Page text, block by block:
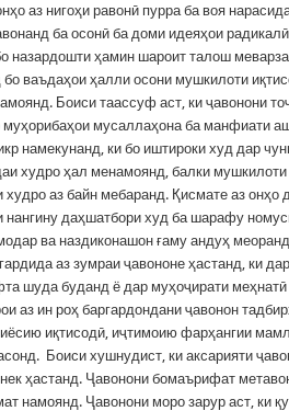
аз нигоҳи равонӣ пурра ба воя
ба осонӣ ба доми идеяҳои
назардошти ҳамин шароит талош
бо ваъдаҳои ҳалли осони мушкилоти
Боиси таассуф аст, ки ҷавонони
мусаллаҳона ба манфиати
намекунанд, ки бо иштироки худ дар
худро ҳал менамоянд, балки мушкилоти
аз байн мебаранд. Қисмате аз онҳо
нангину даҳшатбори худ ба шарафу
ва наздиконашон ғаму андуҳ
аз зумраи ҷавононе ҳастанд, ки
шуда буданд ё дар муҳоҷирати
аз ин роҳ баргардондани ҷавонон
иқтисодӣ, иҷтимоию фарҳангии
Боиси хушнудист, ки аксарияти
ҳастанд. Ҷавонони бомаърифат
намоянд. Ҷавонони моро зарур аст, ки